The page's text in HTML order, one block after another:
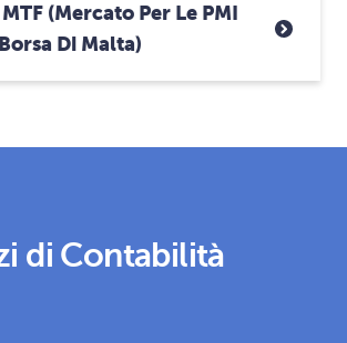
(Mercato Per Le PMI
Di Malta)
di Contabilità